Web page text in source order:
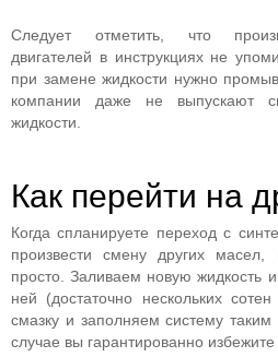
Следует отметить, что
двигателей в инструкциях не
при замене жидкости нужно
компании даже не выпускают
жидкости.
Как перейти на
Когда спланируете переход с
произвести смену других
просто. Заливаем новую жидкость
ней (достаточно нескольких
смазку и заполняем систему
случае вы гарантированно